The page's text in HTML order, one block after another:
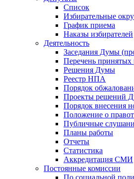
Список
Избирательные
График приема
Наказы избирателей
Деятельность
Заседания Думы
Перечень
Решения Думы
Реестр НПА
Порядок
Проекты решений
Порядок внесения
Положение о
Публичные
Планы работы
Отчеты
Статистика
Аккредитация СМИ
Постоянные комиссии